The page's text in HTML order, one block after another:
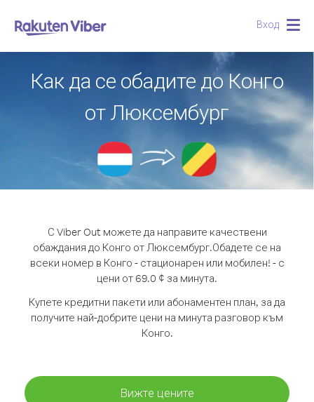
Вход
Как да се обадите до Конго
от Люксембург
С Viber Out можете да направите качествени
обаждания до Конго от Люксембург.Обадете се на
всеки номер в Конго - стационарен или мобилен! - с
цени от 69.0 ¢ за минута.
Купете кредитни пакети или абонаментен план, за да
получите най-добрите цени на минута разговор към
Конго.
Вижте цените